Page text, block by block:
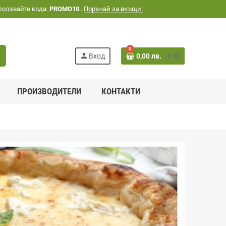
кода: PROMO10 . Поръчай за вкъщи.
person Вход
0
0,00 лв. (€ 0)
ПРОИЗВОДИТЕЛИ КОНТАКТИ